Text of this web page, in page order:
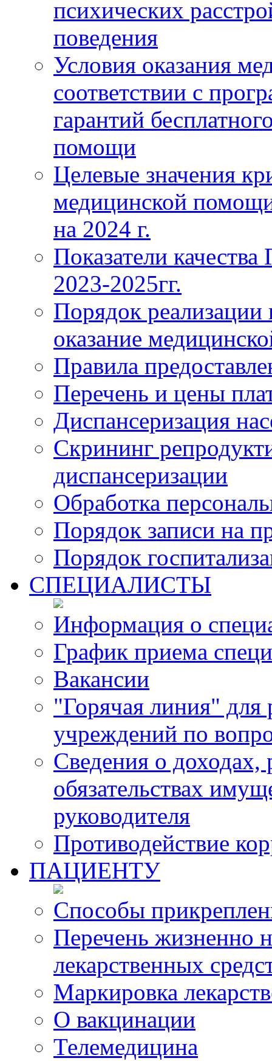
психических
поведения
Условия оказания
соответствии с
гарантий
помощи
Целевые значения
медицинской
на 2024 г.
Показатели
2023-2025гг.
Порядок реализации
оказание
Правила
Перечень и цены
Диспансеризация
Скрининг
диспансеризации
Обработка
Порядок записи на
Порядок
СПЕЦИАЛИСТЫ
Информация о
График приема
Вакансии
"Горячая линия"
учреждений по
Сведения о доходах,
обязательствах
руководителя
Противодействие
ПАЦИЕНТУ
Способы
Перечень жизненно
лекарственных
Маркировка
О вакцинации
Телемедицина